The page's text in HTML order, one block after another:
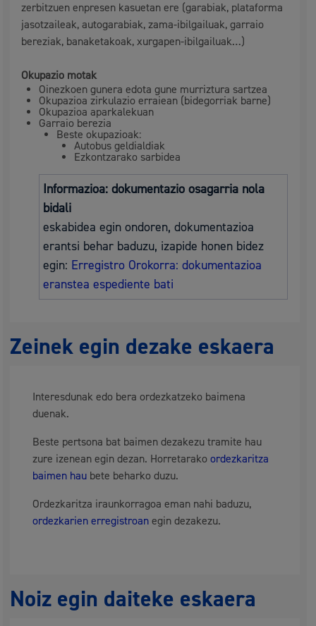
zerbitzuen enpresen kasuetan ere (garabiak, plataforma
jasotzaileak, autogarabiak, zama-ibilgailuak, garraio
bereziak, banaketakoak, xurgapen-ibilgailuak…)
Okupazio motak
Oinezkoen gunera edota gune murriztura sartzea
Okupazioa zirkulazio erraiean (bidegorriak barne)
Okupazioa aparkalekuan
Garraio berezia
Beste okupazioak:
Autobus geldialdiak
Ezkontzarako sarbidea
Informazioa: dokumentazio osagarria nola
bidali
eskabidea egin ondoren, dokumentazioa
erantsi behar baduzu, izapide honen bidez
egin: Erregistro Orokorra: dokumentazioa
eranstea espediente bati
Zeinek egin dezake eskaera
Interesdunak edo bera ordezkatzeko baimena
duenak.
Beste pertsona bat baimen dezakezu tramite hau
zure izenean egin dezan. Horretarakoordezkaritza
baimen hau bete beharko duzu.
Ordezkaritza iraunkorragoa eman nahi baduzu,
ordezkarien erregistroan egin dezakezu.
Noiz egin daiteke eskaera